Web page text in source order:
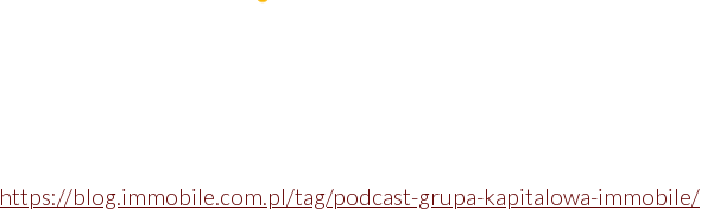
https://blog.immobile.com.pl/tag/podcast-grupa-kapitalowa-immobile/